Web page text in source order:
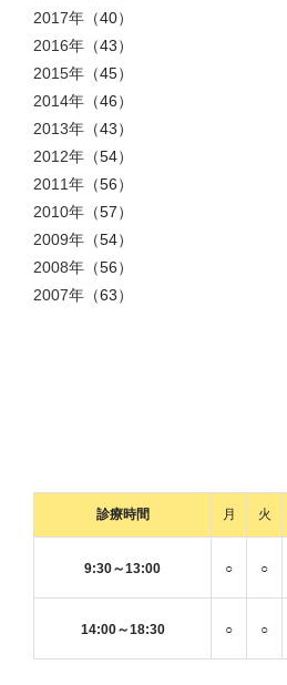
2017年 （40）
2016年 （43）
2015年 （45）
2014年 （46）
2013年 （43）
2012年 （54）
2011年 （56）
2010年 （57）
2009年 （54）
2008年 （56）
2007年 （63）
診療時間 月 火
9:30～13:00 ○ ○
14:00～18:30 ○ ○